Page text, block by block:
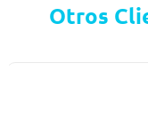
Otros